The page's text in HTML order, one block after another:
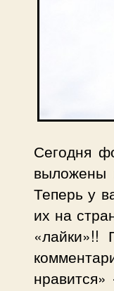
Сегодня
выложены
Теперь у
их на
«лайки»!!